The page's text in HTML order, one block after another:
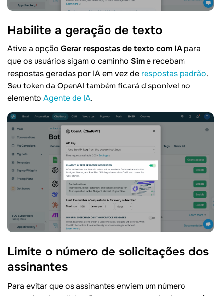
Habilite a geração de texto
Ative a opção Gerar respostas de texto com IA para
que os usuários sigam o caminho Sime recebam
respostas geradas por IA em vez de respostas padrão.
Seu token da OpenAI também ficará disponível no
elemento Agente de IA.
Limite o número de solicitações dos
assinantes
Para evitar que os assinantes enviem um número